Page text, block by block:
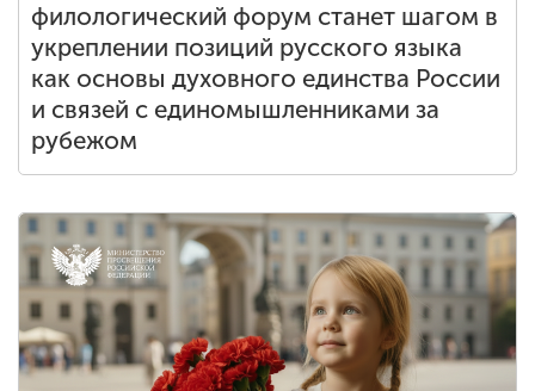
филологический форум станет шагом в
укреплении позиций русского языка
как основы духовного единства России
и связей с единомышленниками за
рубежом